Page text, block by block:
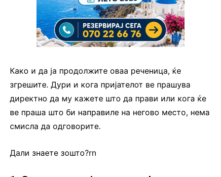
Како и да ја продолжите оваа реченица, ќе
згрешите. Дури и кога пријателот ве прашува
директно да му кажете што да прави или кога ќе
ве праша што би направиле на негово место, нема
смисла да одговорите.
Дали знаете зошто?rn